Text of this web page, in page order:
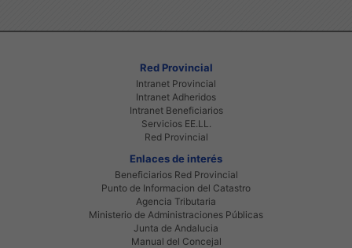
Red Provincial
Intranet Provincial
Intranet Adheridos
Intranet Beneficiarios
Servicios EE.LL.
Red Provincial
Enlaces de interés
Beneficiarios Red Provincial
Punto de Informacion del Catastro
Agencia Tributaria
Ministerio de Administraciones Públicas
Junta de Andalucia
Manual del Concejal